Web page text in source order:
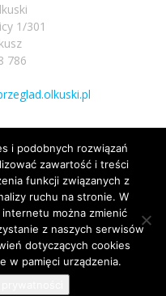
1/301
786
nami
Kariera Regulamin
2020
i podobnych rozwiązań
zawartość i treści
funkcji związanych z
ruchu na stronie. W
internetu można zmienić
z naszych serwisów
dotyczących cookies
w pamięci urządzenia.